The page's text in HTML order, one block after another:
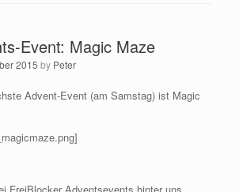
Event: Magic Maze
2015 by Peter
Advent-Event (am Samstag) ist Magic